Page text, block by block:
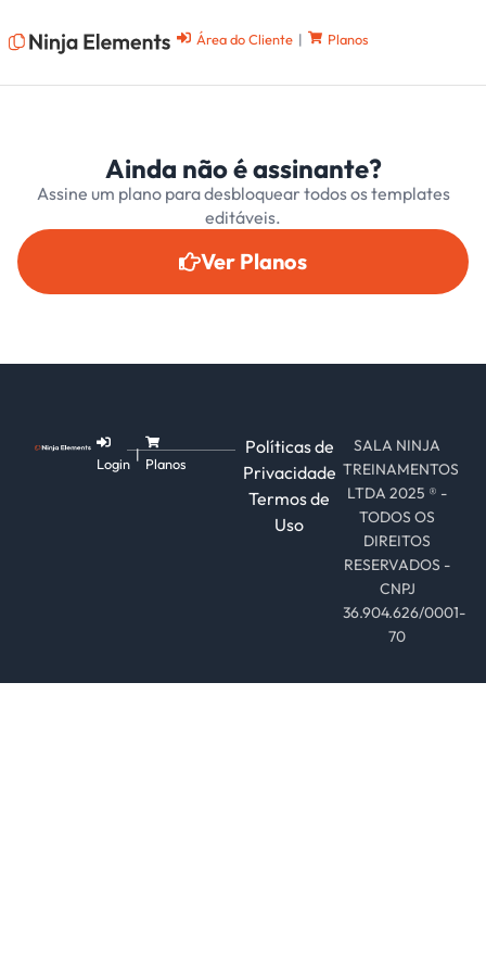
Área do Cliente | Planos
Ainda não é assinante?
Assine um plano para desbloquear todos os templates
editáveis.
Ver Planos
Login
|
Planos
Políticas de
Privacidade
Termos de
Uso
SALA NINJA
TREINAMENTOS
LTDA 2025 ® -
TODOS OS
DIREITOS
RESERVADOS -
CNPJ
36.904.626/0001-
70